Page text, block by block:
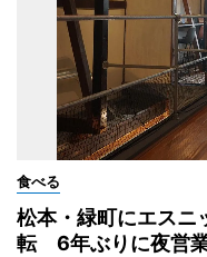
食べる
松本・緑町にエスニ
転 6年ぶりに夜営